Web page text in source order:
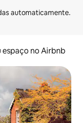
espaço no Airbnb